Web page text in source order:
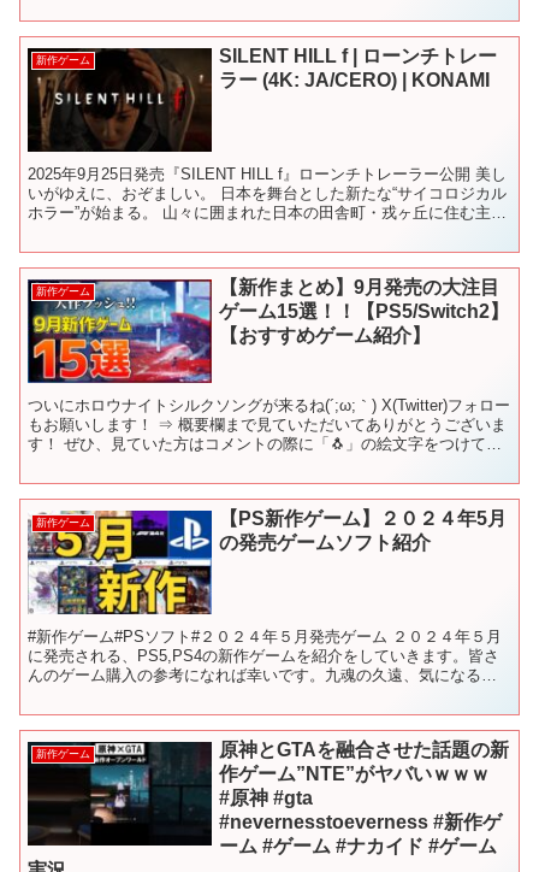
新作ゲーム
SILENT HILL f | ローンチトレー
ラー (4K: JA/CERO) | KONAMI
2025年9月25日発売『SILENT HILL f』ローンチトレーラー公開 美し
いがゆえに、おぞましい。 日本を舞台とした新たな“サイコロジカル
ホラー”が始まる。 山々に囲まれた日本の田舎町・戎ヶ丘に住む主人
新作ゲーム
【新作まとめ】9月発売の大注目
ゲーム15選！！【PS5/Switch2】
【おすすめゲーム紹介】
ついにホロウナイトシルクソングが来るね(´;ω;｀) X(Twitter)フォロー
もお願いします！ ⇒ 概要欄まで見ていただいてありがとうございま
す！ ぜひ、見ていた方はコメントの際に「🐧」の絵文字をつけて書
新作ゲーム
【PS新作ゲーム】２０２４年5月
の発売ゲームソフト紹介
#新作ゲーム#PSソフト#２０２４年５月発売ゲーム ２０２４年５月
に発売される、PS5,PS4の新作ゲームを紹介をしていきます。皆さ
んのゲーム購入の参考になれば幸いです。九魂の久遠、気になる
新作ゲーム
原神とGTAを融合させた話題の新
作ゲーム”NTE”がヤバいｗｗｗ
#原神 #gta
#nevernesstoeverness #新作ゲ
ーム #ゲーム #ナカイド #ゲーム